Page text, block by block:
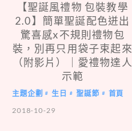
【聖誕風禮物 包裝教學
2.0】簡單聖誕配色迸出
驚喜感x不規則禮物包
裝，別再只用袋子束起來
（附影片）｜愛禮物達人
示範
主題企劃 # 生日 # 聖誕節 #
首頁
2018-10-29